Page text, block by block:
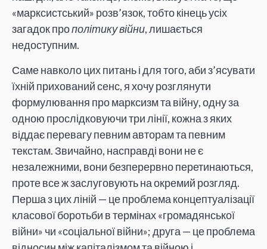
«марксистський» розв’язок, тобто кінець усіх
загадок прополітику війни, лишається
недоступним.
Саме навколо цих питань і для того, аби з’ясувати
їхній прихований сенс, я хочу розглянути
формулювання про марксизм та війну, одну за
одною прослідковуючи три лінії, кожна з яких
віддає перевагу певним авторам та певним
текстам. Звичайно, насправді вони не є
незалежними, вони безперервно перетинаються,
проте все ж заслуговують на окремий розгляд.
Перша з цих ліній — це проблема концептуалізації
класової боротьби в термінах «громадянської
війни» чи «соціальної війни»; друга — це проблема